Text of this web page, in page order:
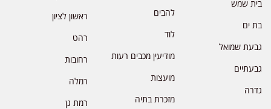
בית שמש
בת ים
גבעת שמואל
גבעתיים
גדרה
להבים
לוד
מודיעין מכבים רעות
מועצות
מזכרת בתיה
ראשון לציון
רהט
רחובות
רמלה
רמת גן